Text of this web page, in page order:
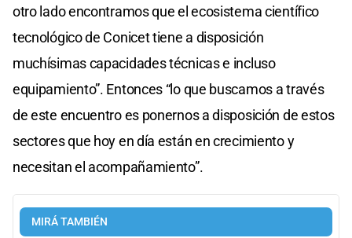
otro lado encontramos que el ecosistema científico
tecnológico de Conicet tiene a disposición
muchísimas capacidades técnicas e incluso
equipamiento”. Entonces “lo que buscamos a través
de este encuentro es ponernos a disposición de estos
sectores que hoy en día están en crecimiento y
necesitan el acompañamiento”.
MIRÁ TAMBIÉN